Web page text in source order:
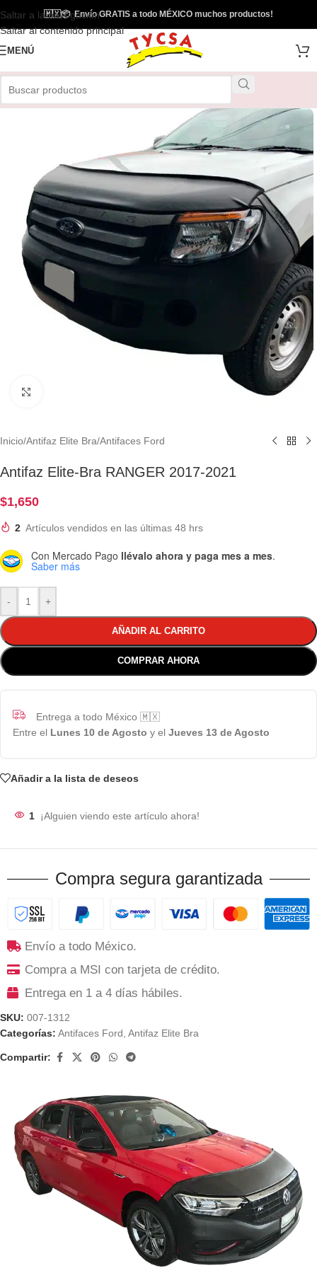
Saltar a la navegación
Saltar al contenido principal
🇲🇽📦Envío GRATIS a todo MÉXICO muchos productos!
MENÚ
Envío Gratis
Inicio/Antifaz Elite Bra/Antifaces Ford
Antifaz Elite-Bra RANGER 2017-2021
$1,650
2 Artículos vendidos en las últimas 48 hrs
Con Mercado Pago llévalo ahora y paga mes a mes.
Saber más
- +
AÑADIR AL CARRITO
COMPRAR AHORA
Entrega a todo México 🇲🇽
Entre el Lunes 10 de Agosto y el Jueves 13 de Agosto
Añadir a la lista de deseos
1 ¡Alguien viendo este artículo ahora!
Compra segura garantizada
Envío a todo México.
Compra a MSI con tarjeta de crédito.
Entrega en 1 a 4 días hábiles.
SKU: 007-1312
Categorías: Antifaces Ford Antifaz Elite Bra
Compartir: